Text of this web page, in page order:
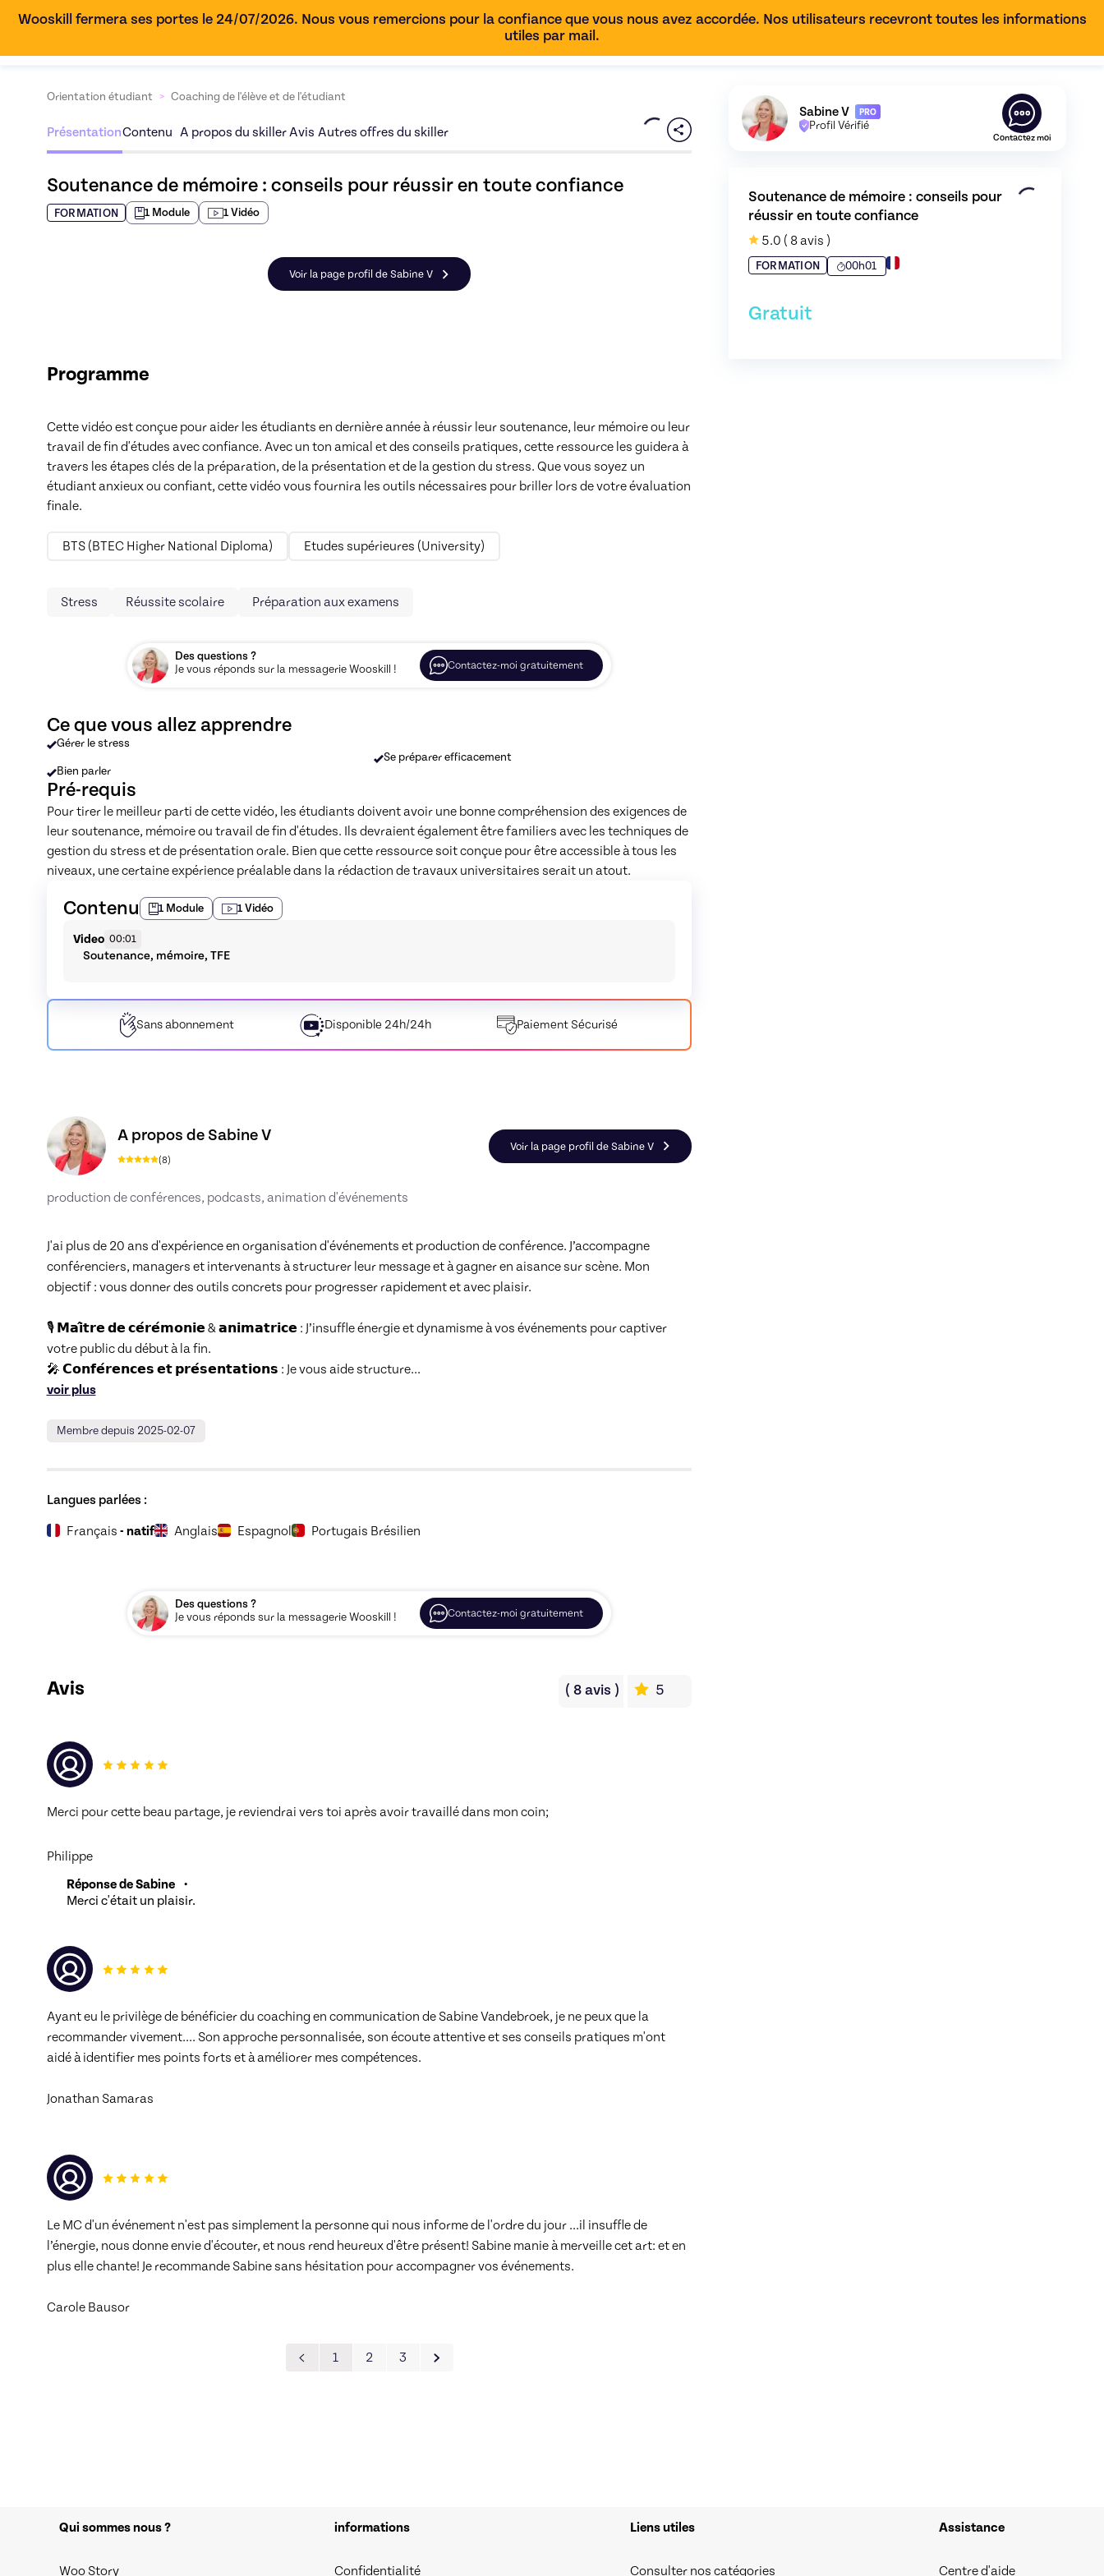
Wooskill fermera ses portes le 24/07/2026. Nous vous remercions pour la confiance que vous nous avez accordée. Nos utilisateurs recevront toutes les informations
utiles par mail.
Orientation étudiant > Coaching de l'élève et de l'étudiant
PrésentationContenu A propos du skillerAvis Autres offres du skiller
Soutenance de mémoire : conseils pour réussir en toute confiance
FORMATION 1 Module 1Vidéo
Voir la page profil de Sabine V
Programme
Cette vidéo est conçue pour aider les étudiants en dernière année à réussir leur soutenance, leur mémoire ou leur
travail de fin d'études avec confiance. Avec un ton amical et des conseils pratiques, cette ressource les guidera à
travers les étapes clés de la préparation, de la présentation et de la gestion du stress. Que vous soyez un
étudiant anxieux ou confiant, cette vidéo vous fournira les outils nécessaires pour briller lors de votre évaluation
finale.
BTS (BTEC Higher National Diploma) Etudes supérieures (University)
Stress Réussite scolaire Préparation aux examens
Des questions ?
Je vous réponds sur la messagerie Wooskill !
Contactez-moi gratuitement
Ce que vous allez apprendre
Gérer le stress
Bien parler
Se préparer efficacement
Pré-requis
Pour tirer le meilleur parti de cette vidéo, les étudiants doivent avoir une bonne compréhension des exigences de
leur soutenance, mémoire ou travail de fin d'études. Ils devraient également être familiers avec les techniques de
gestion du stress et de présentation orale. Bien que cette ressource soit conçue pour être accessible à tous les
niveaux, une certaine expérience préalable dans la rédaction de travaux universitaires serait un atout.
Contenu 1 Module 1 Vidéo
Video 00:01
Soutenance, mémoire, TFE
Sansabonnement Disponible 24h/24h Paiement Sécurisé
A propos de Sabine V
(8)
Voir la page profil de Sabine V
production de conférences, podcasts, animation d'événements
J'ai plus de 20 ans d'expérience en organisation d'événements et production de conférence. J’accompagne
conférenciers, managers et intervenants à structurer leur message et à gagner en aisance sur scène. Mon
objectif : vous donner des outils concrets pour progresser rapidement et avec plaisir.
🎙️ 𝗠𝗮𝗶̂𝘁𝗿𝗲 𝗱𝗲 𝗰𝗲́𝗿𝗲́𝗺𝗼𝗻𝗶𝗲 & 𝗮𝗻𝗶𝗺𝗮𝘁𝗿𝗶𝗰𝗲 : J’insuffle énergie et dynamisme à vos événements pour captiver
votre public du début à la fin.
🎤 𝗖𝗼𝗻𝗳𝗲́𝗿𝗲𝗻𝗰𝗲𝘀 𝗲𝘁 𝗽𝗿𝗲́𝘀𝗲𝗻𝘁𝗮𝘁𝗶𝗼𝗻𝘀 : Je vous aide structure...
voir plus
Membre depuis 2025-02-07
Langues parlées :
Français - natif Anglais Espagnol Portugais Brésilien
Des questions ?
Je vous réponds sur la messagerie Wooskill !
Contactez-moi gratuitement
Avis ( 8 avis ) 5
Merci pour cette beau partage, je reviendrai vers toi après avoir travaillé dans mon coin;
Philippe
Réponse de Sabine
•
Merci c'était un plaisir.
Ayant eu le privilège de bénéficier du coaching en communication de Sabine Vandebroek, je ne peux que la
recommander vivement.... Son approche personnalisée, son écoute attentive et ses conseils pratiques m'ont
aidé à identifier mes points forts et à améliorer mes compétences.
Jonathan Samaras
Le MC d'un événement n'est pas simplement la personne qui nous informe de l'ordre du jour ...il insuffle de
l’énergie, nous donne envie d'écouter, et nous rend heureux d'être présent! Sabine manie à merveille cet art: et en
plus elle chante! Je recommande Sabine sans hésitation pour accompagner vos événements.
Carole Bausor
1 2 3
Découvrez le profil de Skiller enCoaching de
Sabine V PRO
Profil Vérifié
Contactez moi
Soutenance de mémoire : conseils pour
réussir en toute confiance
5.0 ( 8 avis )
FORMATION 00h01
Gratuit
Qui sommes nous ?
Woo Story
informations
Confidentialité
Liens utiles
Consulter nos catégories
Assistance
Centre d'aide